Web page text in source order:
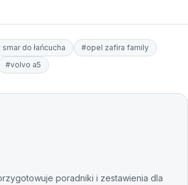
smar do łańcucha
#opel zafira family
#volvo a5
poradniki i zestawienia dla